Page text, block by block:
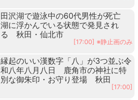
田沢湖で遊泳中の60代男性が死亡
湖に浮かんでいる状態で発見され
る 秋田・仙北市
[17:00] ※静止画のみ
縁起のいい漢数字「八」が3つ並ぶ令
和八年八月八日 鹿角市の神社に特
別な御朱印・お守り登場 秋田
[17:00]